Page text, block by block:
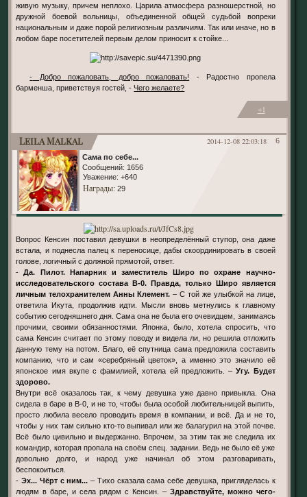
живую музыку, причем неплохо. Царила атмосфера разношерстной, но
дружной боевой вольницы, объединенной общей судьбой вопреки
национальным и даже порой религиозным различиям. Так или иначе, но в
любом баре посетителей первым делом приносит к стойке...
- Добро пожаловать, добро пожаловать! - Радостно пропела
барменша, приветствуя гостей, -Чего желаете?
+1
6
2014-12-08 22:03:18
Leila Malkal
Сама по себе...
Сообщений: 1656
Уважение: +640
Награды: 29
Вопрос Кенсин поставил девушки в неопределённый ступор, она даже
встала, и поднесла палец к переносице, дабы скоординировать в своей
голове, логичный с должной прямотой, ответ.
-Да. Пилот. Напарник и заместитель Широ по охране научно-
исследовательского состава В-0. Правда, только Широ является
личным телохранителем Анны Клемент. – С той же улыбкой на лице,
ответила Икута, продолжив идти. Мысли вновь метнулись к главному
событию сегодняшнего дня. Сама она не была его очевидцем, занимаясь
прочими, своими обязанностями. Японка, было, хотела спросить, что
сама Кенсин считает по этому поводу и видела ли, но решила отложить
данную тему на потом. Благо, её спутница сама предложила составить
компанию, что и сам «серебряный цветок», а именно это значило её
японское имя вкупе с фамилией, хотела ей предложить. –Угу. Будет
здорово.
Внутри всё оказалось так, к чему девушка уже давно привыкла. Она
сидела в баре в В-0, и не то, чтобы была особой любительницей выпить,
просто любила весело проводить время в компании, и всё. Да и не то,
чтобы у них там сильно кто-то выпивал или же балагурил на этой почве.
Всё было цивильно и выдержанно. Впрочем, за этим так же следила их
командир, которая пропала на своём спец. задании. Ведь не было её уже
довольно долго, и народ уже начинал об этом разговаривать,
беспокоиться.
-Эх... Чёрт с ним... – Тихо сказала сама себе девушка, пригляделась к
людям в баре, и села рядом с Кенсин. –Здравствуйте, можно чего-